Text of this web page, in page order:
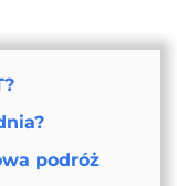
podróż